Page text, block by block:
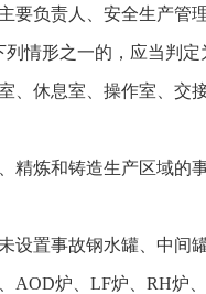
要负责人、安全生产管
情形之一的，应当判定
、休息室、操作室、
精炼和铸造生产区域
设置事故钢水罐、中
AOD炉、LF炉、RH